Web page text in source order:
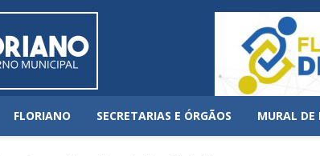
FLORIANO SECRETARIAS E ÓRGÃOS MURAL DE